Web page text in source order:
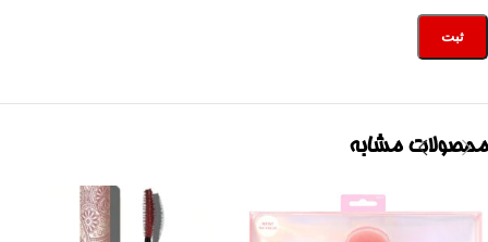
محصولات مشابه